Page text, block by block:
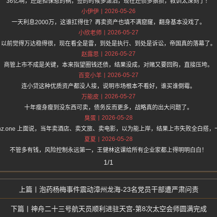
小伊伊
2026-05-26
一天利息2000万，这谁扛得住？再卖资产也填不满窟窿，翻身基本没戏了。
小欣老师
2026-05-27
以前觉得万达稳得很，现在看全是雷，到处是执行、到处是诉讼，帝国真的落幕了。
赵露思
2026-05-27
商管上市不成是关键，本来指望圈钱还债，结果没成，对赌又要回购，直接压垮。
百变小羊
2026-05-27
连小贷这种优质资产都没人接，说明市场根本不看好，谁买谁倒霉。
万能皮
2026-05-27
十年瘦身瘦到没东西可卖，债务反而更多，战略真的出大问题了。
臭蛋
2026-05-28
上面说，当年卖酒店、卖文旅、卖电影，以为能上岸，结果上市失败全白搭，
夏夏
2026-05-28
不管多有钱，风险控制永远第一，王健林这课给所有企业家都上得明明白白！
1/1
泡药杨梅事件震动漳州龙海-23名党员干部遭严肃问责
神舟二十三号航天员顺利进驻天宫-第8次太空会师圆满完成